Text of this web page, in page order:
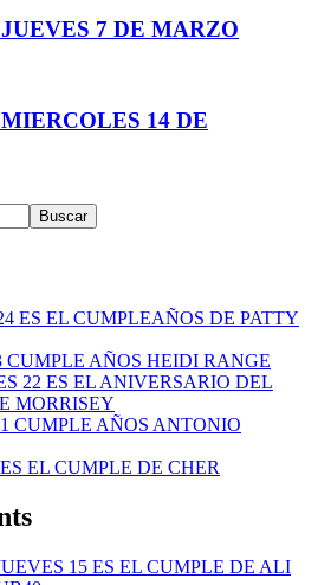
7 DE MARZO
14 DE
Buscar
ES EL CUMPLEAÑOS DE PATTY
CUMPLE AÑOS HEIDI RANGE
22 ES EL ANIVERSARIO DEL
MORRISEY
CUMPLE AÑOS ANTONIO
EL CUMPLE DE CHER
15 ES EL CUMPLE DE ALI